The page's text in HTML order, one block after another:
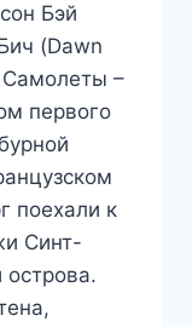
Бэй
(Dawn
–
первого
поехали к
Синт-
острова.